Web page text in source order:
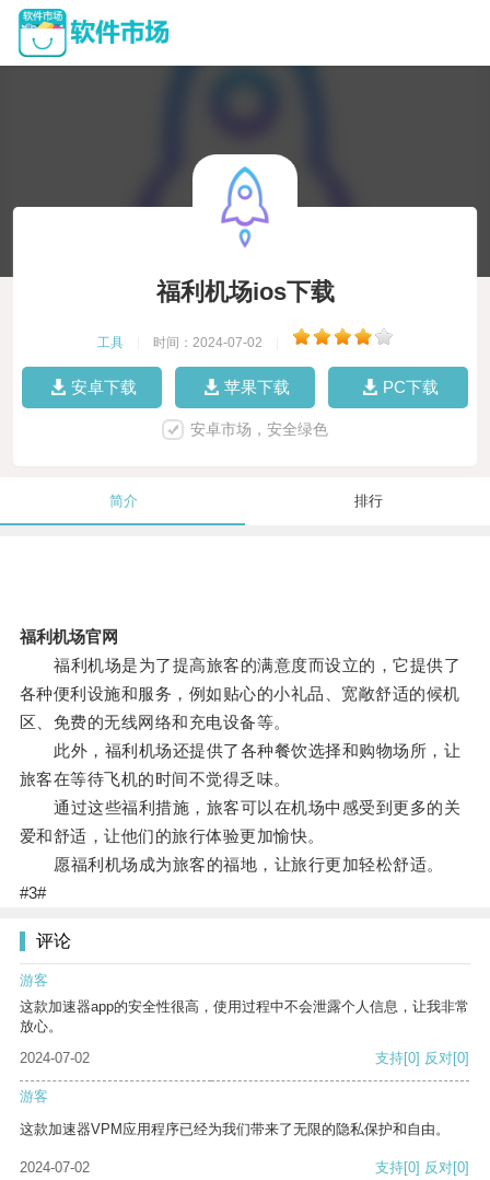
福利机场ios下载
工具 时间：2024-07-02
安卓下载 苹果下载 PC下载
安卓市场，安全绿色
简介 排行
福利机场官网
福利机场是为了提高旅客的满意度而设立的，它提供了
各种便利设施和服务，例如贴心的小礼品、宽敞舒适的候机
区、免费的无线网络和充电设备等。
此外，福利机场还提供了各种餐饮选择和购物场所，让
旅客在等待飞机的时间不觉得乏味。
通过这些福利措施，旅客可以在机场中感受到更多的关
爱和舒适，让他们的旅行体验更加愉快。
愿福利机场成为旅客的福地，让旅行更加轻松舒适。
#3#
评论
游客
这款加速器app的安全性很高，使用过程中不会泄露个人信息，让我非常
放心。
2024-07-02
支持[0] 反对[0]
游客
这款加速器VPM应用程序已经为我们带来了无限的隐私保护和自由。
2024-07-02 支持[0] 反对[0]